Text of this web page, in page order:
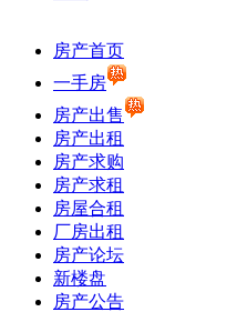
房产首页
一手房
房产出售
房产出租
房产求购
房产求租
房屋合租
厂房出租
房产论坛
新楼盘
房产公告